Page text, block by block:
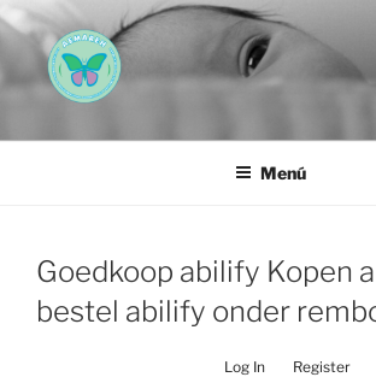
Saltar
al
contenido
AEMAREH
Menú
Goedkoop abilify Kopen
bestel abilify onder
Log In Register